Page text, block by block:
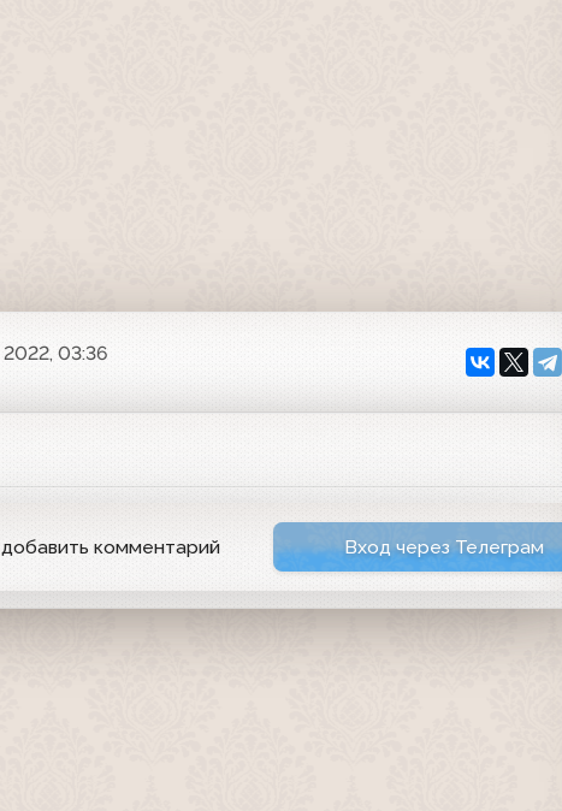
03:36
комментарий Вход через Телеграм